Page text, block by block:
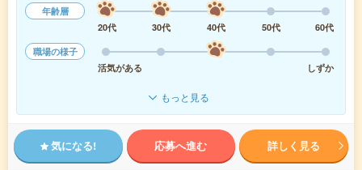
年齢層
20代
30代 40代 50代
60代
職場の様子
活気がある
しずか
もっと見る
気になる! 応募へ進む 詳しく見る